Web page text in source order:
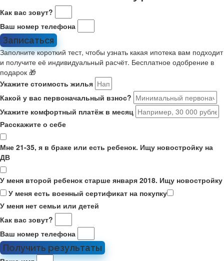
Как вас зовут?
Ваш номер телефона
Записаться
Заполните короткий тест, чтобы узнать какая ипотека вам подходит
и получите её индивидуальный расчёт. Бесплатное одобрение в
подарок 🎁
Укажите стоимость жилья
Какой у вас первоначальный взнос?
Укажите комфортный платёж в месяц
Расскажите о себе
Мне 21-35, я в браке или есть ребенок. Ищу новостройку на
ДВ
У меня второй ребенок старше января 2018. Ищу новостройку
У меня есть военный сертификат на покупку
У меня нет семьи или детей
Как вас зовут?
Ваш номер телефона
Получить результаты